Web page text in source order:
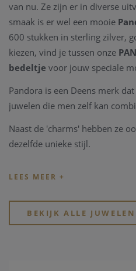
van nu. Ze zijn er in diverse
smaak is er wel een mooie
600 stukken in sterling zilver,
kiezen, vind je tussen onze
bedeltje voor jouw speciale
Pandora is een Deens merk
juwelen die men zelf kan
Naast de 'charms' hebben ze
dezelfde unieke stijl.
collectie zonder rekening te
BEKIJK ALLE